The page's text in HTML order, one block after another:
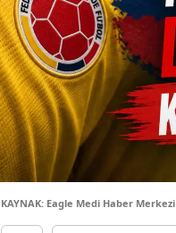
KAYNAK: Eagle Medi Haber Merkezi